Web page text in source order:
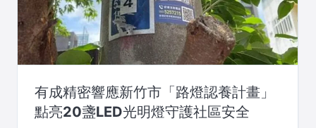
有成精密響應新竹市「路燈認養計畫」
點亮20盞LED光明燈守護社區安全